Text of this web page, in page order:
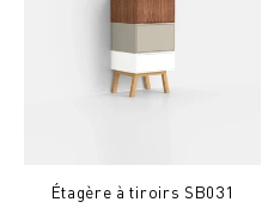
Étagère à tiroirs SB031